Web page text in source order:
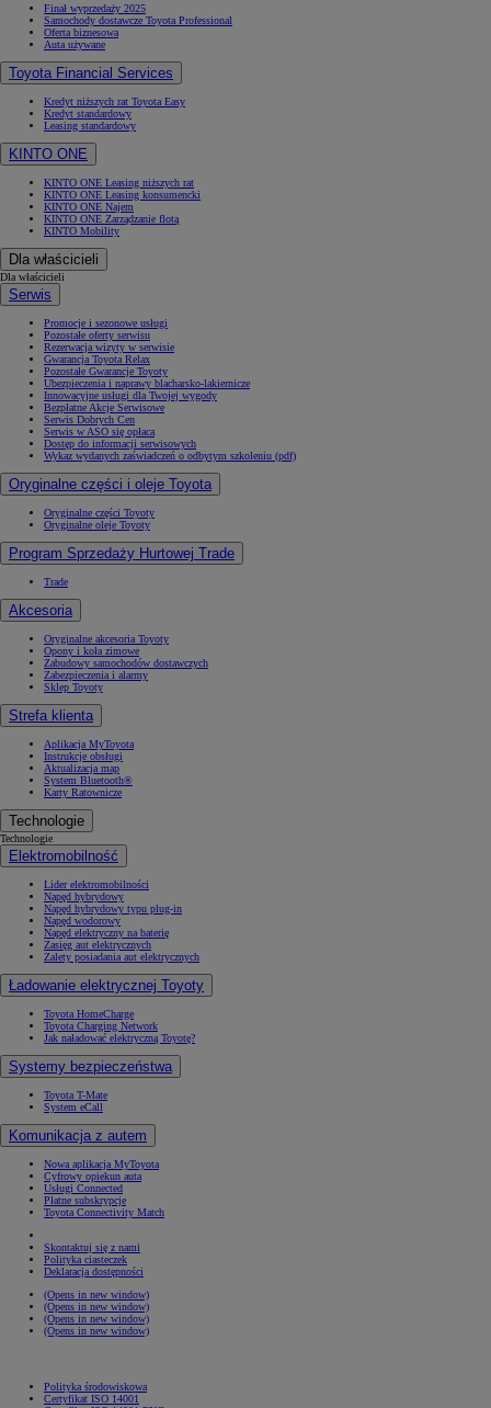
Finał wyprzedaży 2025
Samochody dostawcze Toyota Professional
Oferta biznesowa
Auta używane
Toyota Financial Services
Kredyt niższych rat Toyota Easy
Kredyt standardowy
Leasing standardowy
KINTO ONE
KINTO ONE Leasing niższych rat
KINTO ONE Leasing konsumencki
KINTO ONE Najem
KINTO ONE Zarządzanie flotą
KINTO Mobility
Dla właścicieli
Dla właścicieli
Serwis
Promocje i sezonowe usługi
Pozostałe oferty serwisu
Rezerwacja wizyty w serwisie
Gwarancja Toyota Relax
Pozostałe Gwarancje Toyoty
Ubezpieczenia i naprawy blacharsko-lakiernicze
Innowacyjne usługi dla Twojej wygody
Bezpłatne Akcje Serwisowe
Serwis Dobrych Cen
Serwis w ASO się opłaca
Dostęp do informacji serwisowych
Wykaz wydanych zaświadczeń o odbytym szkoleniu (pdf)
Oryginalne części i oleje Toyota
Oryginalne części Toyoty
Oryginalne oleje Toyoty
Program Sprzedaży Hurtowej Trade
Trade
Akcesoria
Oryginalne akcesoria Toyoty
Opony i koła zimowe
Zabudowy samochodów dostawczych
Zabezpieczenia i alarmy
Sklep Toyoty
Strefa klienta
Aplikacja MyToyota
Instrukcje obsługi
Aktualizacja map
System Bluetooth®
Karty Ratownicze
Technologie
Technologie
Elektromobilność
Lider elektromobilności
Napęd hybrydowy
Napęd hybrydowy typu plug-in
Napęd wodorowy
Napęd elektryczny na baterię
Zasięg aut elektrycznych
Zalety posiadania aut elektrycznych
Ładowanie elektrycznej Toyoty
Toyota HomeCharge
Toyota Charging Network
Jak naładować elektryczną Toyotę?
Systemy bezpieczeństwa
Toyota T-Mate
System eCall
Komunikacja z autem
Nowa aplikacja MyToyota
Cyfrowy opiekun auta
Usługi Connected
Płatne subskrypcje
Toyota Connectivity Match
Skontaktuj się z nami
Polityka ciasteczek
Deklaracja dostępności
(Opens in new window)
(Opens in new window)
(Opens in new window)
(Opens in new window)
Polityka środowiskowa
Certyfikat ISO 14001